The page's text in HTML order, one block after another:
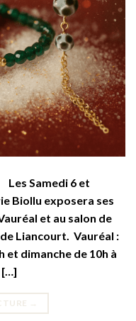
Samedi 6 et
Biollu exposera ses
et au salon de
Liancourt. Vauréal :
et dimanche de 10h à
[…]
→